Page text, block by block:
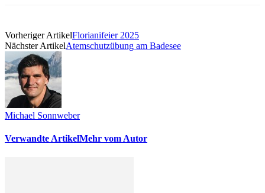
Vorheriger ArtikelFlorianifeier 2025
Nächster ArtikelAtemschutzübung am Badesee
Michael Sonnweber
Verwandte ArtikelMehr vom Autor